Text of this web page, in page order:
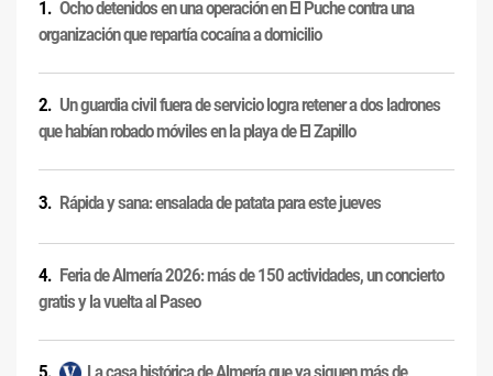
Ocho detenidos en una operación en El Puche contra una
organización que repartía cocaína a domicilio
Un guardia civil fuera de servicio logra retener a dos ladrones
que habían robado móviles en la playa de El Zapillo
Rápida y sana: ensalada de patata para este jueves
Feria de Almería 2026: más de 150 actividades, un concierto
gratis y la vuelta al Paseo